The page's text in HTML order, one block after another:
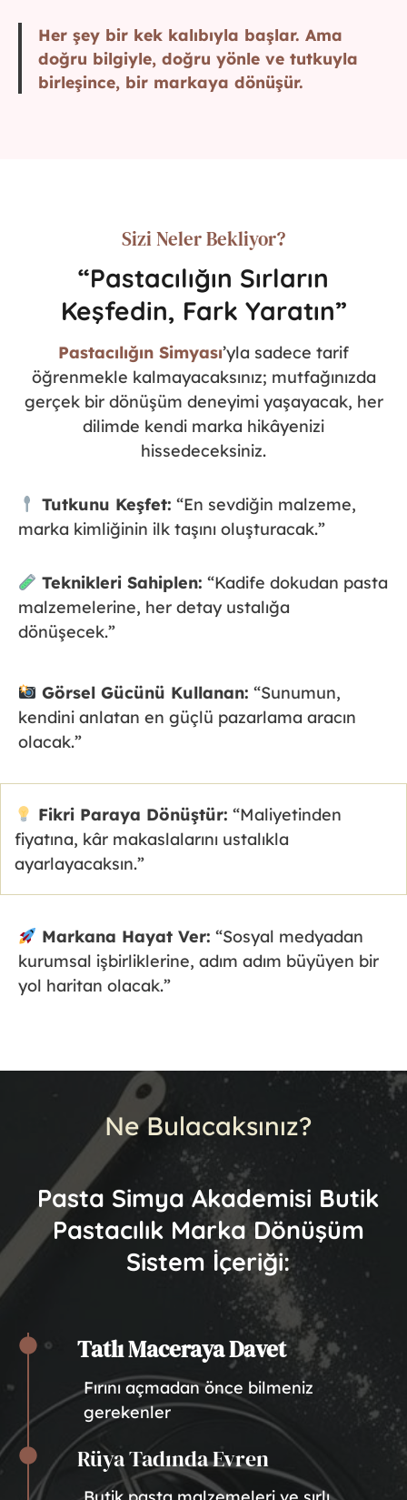
Her şey bir kek kalıbıyla başlar. Ama
doğru bilgiyle, doğru yönle ve tutkuyla
birleşince, bir markaya dönüşür.
Sizi Neler Bekliyor?
“Pastacılığın Sırların
Keşfedin, Fark Yaratın”
Pastacılığın Simyası’yla sadece tarif
öğrenmekle kalmayacaksınız; mutfağınızda
gerçek bir dönüşüm deneyimi yaşayacak, her
dilimde kendi marka hikâyenizi
hissedeceksiniz.
Tutkunu Keşfet: “En sevdiğin malzeme,
marka kimliğinin ilk taşını oluşturacak.”
Teknikleri Sahiplen: “Kadife dokudan pasta
malzemelerine, her detay ustalığa
dönüşecek.”
Görsel Gücünü Kullanan: “Sunumun,
kendini anlatan en güçlü pazarlama aracın
olacak.”
Fikri Paraya Dönüştür: “Maliyetinden
fiyatına, kâr makaslalarını ustalıkla
ayarlayacaksın.”
Markana Hayat Ver: “Sosyal medyadan
kurumsal işbirliklerine, adım adım büyüyen bir
yol haritan olacak.”
Ne Bulacaksınız?
Pasta Simya Akademisi Butik
Pastacılık Marka Dönüşüm
Sistem İçeriği:
Tatlı Maceraya Davet
Fırını açmadan önce bilmeniz
gerekenler
Rüya Tadında Evren